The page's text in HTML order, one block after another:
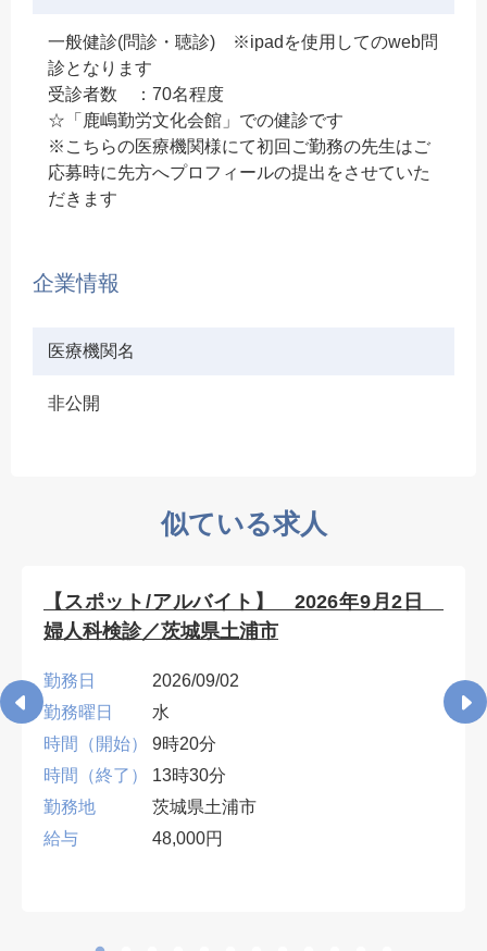
一般健診(問診・聴診) ※ipadを使用してのweb問
診となります
受診者数 ：70名程度
☆「鹿嶋勤労文化会館」での健診です
※こちらの医療機関様にて初回ご勤務の先生はご
応募時に先方へプロフィールの提出をさせていた
だきます
企業情報
医療機関名
非公開
似ている求人
【スポット/アルバイト】 2026年9月2日
婦人科検診／茨城県土浦市
勤務日
2026/09/02
勤務曜日
水
時間（開始）
9時20分
時間（終了）
13時30分
勤務地
茨城県土浦市
給与
48,000円